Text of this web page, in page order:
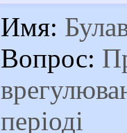
Имя:
Вопрос:
періоді